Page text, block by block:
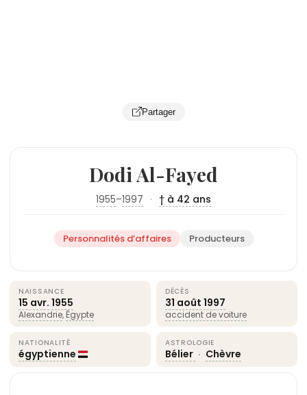
Partager
Dodi Al-Fayed
1955–1997 · † à 42 ans
Personnalités d’affaires Producteurs
NAISSANCE
15 avr. 1955
Alexandrie, Égypte
DÉCÈS
31 août 1997
accident de voiture
NATIONALITÉ
égyptienne
ASTROLOGIE
Bélier · Chèvre